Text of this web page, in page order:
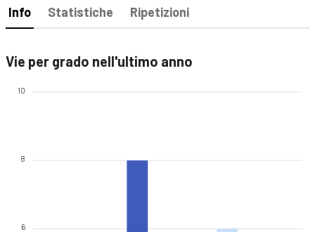
Info Statistiche Ripetizioni
Vie per grado nell'ultimo anno
10
8
6